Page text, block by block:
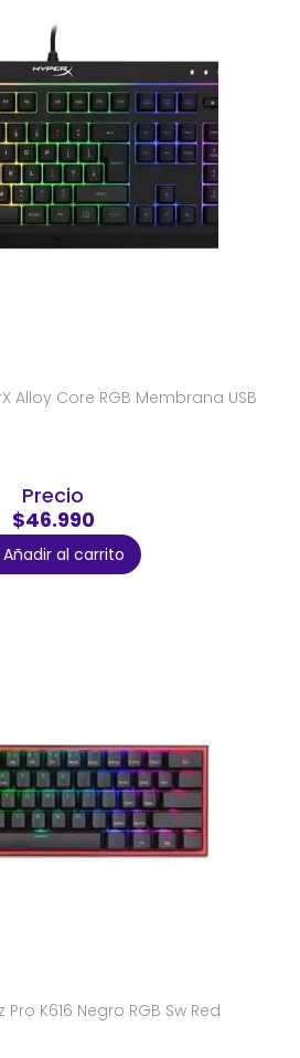
Alloy Core RGB Membrana USB
Precio
$46.990
Añadir al carrito
K616 Negro RGB Sw Red